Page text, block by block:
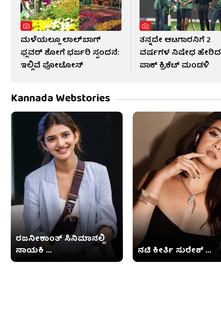
ಮಳೆಯಲ್ಲೂ ಲಾಲ್‌ಬಾಗ್
ಫ್ಲವರ್ ಶೋಗೆ ಭರ್ಜರಿ ಸ್ಪಂದನೆ:
ಇಲ್ಲಿವೆ ಫೋಟೋಸ್​
ತನ್ನದೇ ಆಟಗಾರನಿಗೆ 2
ವರ್ಷಗಳ ನಿಷೇಧ ಹೇರಿದ
ಪಾಕ್ ಕ್ರಿಕೆಟ್ ಮಂಡಳಿ
Kannada Webstories
ರಜನೀಕಾಂತ್ ಸಿನಿಮಾನಲ್ಲಿ
ನಾಯಕಿ ...
ನಟಿ ಕೀರ್ತಿ ಸುರೇಶ್ ...